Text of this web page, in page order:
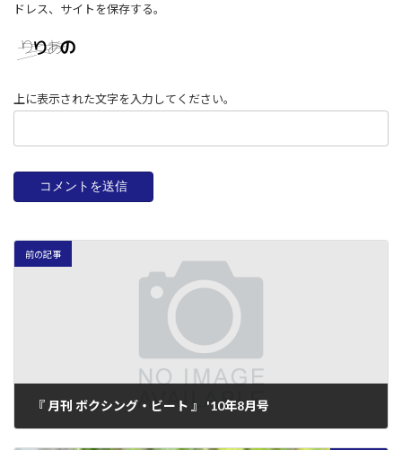
ドレス、サイトを保存する。
上に表示された文字を入力してください。
前の記事
『 月刊 ボクシング・ビート 』 '10年8月号